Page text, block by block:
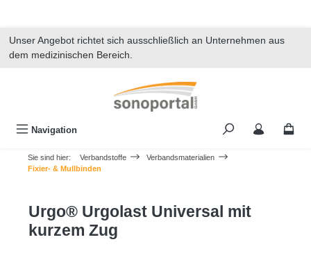
Unser Angebot richtet sich ausschließlich an Unternehmen aus
dem medizinischen Bereich.
Navigation
Sie sind hier: Verbandstoffe
Verbandsmaterialien
Fixier- & Mullbinden
Urgo® Urgolast Universal mit
kurzem Zug